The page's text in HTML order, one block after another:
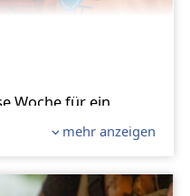
Woche für ein
unter
wir wieder 25
Kindergärten. Im
mehr anzeigen